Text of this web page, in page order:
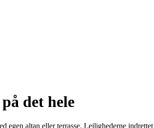
det hele
egen altan eller terrasse. Lejlighederne